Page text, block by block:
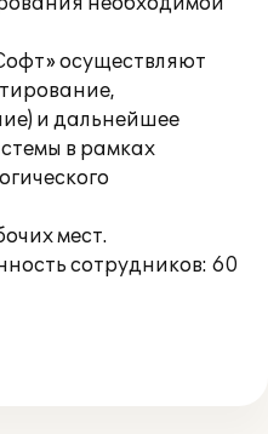
осуществляют
и дальнейшее
в рамках
мест.
сотрудников: 60